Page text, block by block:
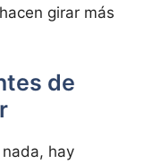
girar más
de
hay